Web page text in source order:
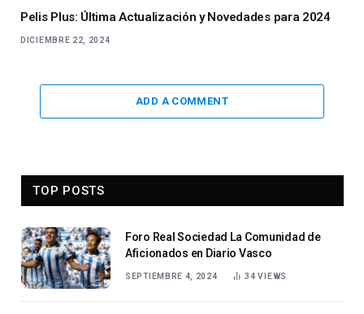
Pelis Plus: Última Actualización y Novedades para 2024
DICIEMBRE 22, 2024
ADD A COMMENT
TOP POSTS
Foro Real Sociedad La Comunidad de
Aficionados en Diario Vasco
SEPTIEMBRE 4, 2024 34VIEWS